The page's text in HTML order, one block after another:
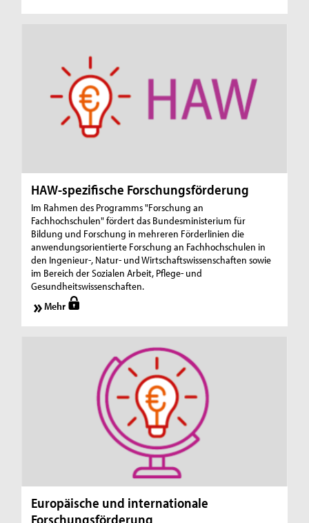
HAW-spezifische Forschungsförderung
Im Rahmen des Programms "Forschung an
Fachhochschulen" fördert das Bundesministerium für
Bildung und Forschung in mehreren Förderlinien die
anwendungsorientierte Forschung an Fachhochschulen in
den Ingenieur-, Natur- und Wirtschaftswissenschaften sowie
im Bereich der Sozialen Arbeit, Pflege- und
Gesundheitswissenschaften.
Mehr
Europäische und internationale
Forschungsförderung